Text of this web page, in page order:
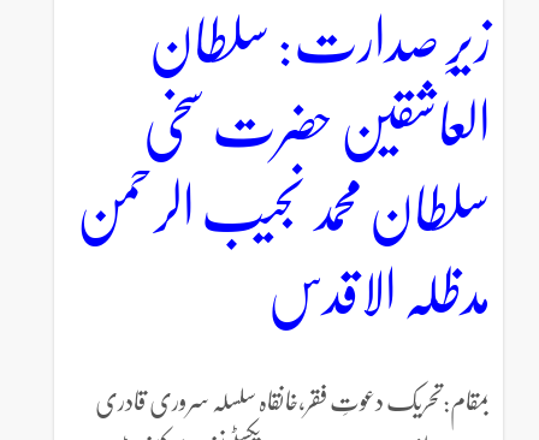
زیرِ صدارت: سلطان
العاشقین حضرت سخی
سلطان محمد نجیب الرحمن
مدظلہ الاقدس
بمقام:تحریک دعوتِ فقر،خانقاہ سلسلہ سروری قادری